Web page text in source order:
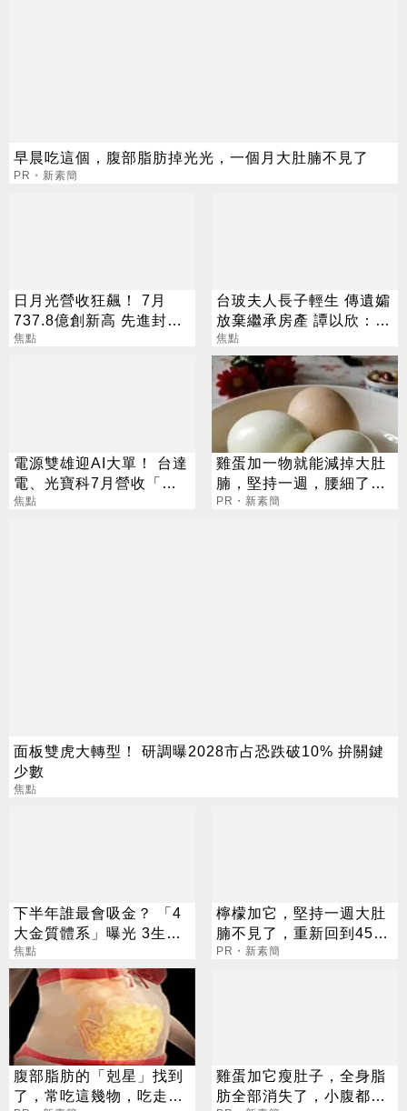
早晨吃這個，腹部脂肪掉光光，一個月大肚腩不見了
PR・新素簡
日月光營收狂飆！ 7月
737.8億創新高 先進封測
需求炸裂
焦點
台玻夫人長子輕生 傳遺孀
放棄繼承房產 譚以欣：不
實內容二次傷害
焦點
電源雙雄迎AI大單！ 台達
電、光寶科7月營收「年
月雙增」
焦點
雞蛋加一物就能減掉大肚
腩，堅持一週，腰細了，
瘦到你懷疑人生！
PR・新素簡
面板雙虎大轉型！ 研調曝2028市占恐跌破10% 拚關鍵
少數
焦點
下半年誰最會吸金？ 「4
大金質體系」曝光 3生肖
偏財旺到「錢自己找上
門」
焦點
檸檬加它，堅持一週大肚
腩不見了，重新回到45公
斤
PR・新素簡
腹部脂肪的「剋星」找到
了，常吃這幾物，吃走大
雞蛋加它瘦肚子，全身脂
肪全部消失了，小腹都平